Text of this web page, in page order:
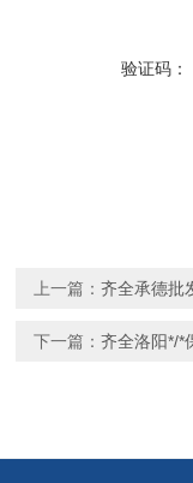
验证码：
上一篇： 齐全承德批
下一篇： 齐全洛阳*/*